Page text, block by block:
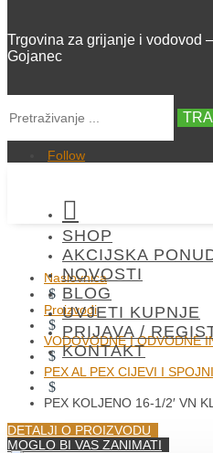
Trgovina za grijanje i vodovod
Gojanec
Follow

SHOP
AKCIJSKA
NOVOSTI
BLOG
UVJETI KUPNJE
PRIJAVA /
KONTAKT
Naslovnica
$
Proizvodi
$
VODOVODNE I ODVODNE
$
PEX AL PEX CIJEVI I
$
PEX KOLJENO 16-1/2′ VN
DETALJI O PROIZVODU
MOGLO BI VAS ZANIMATI